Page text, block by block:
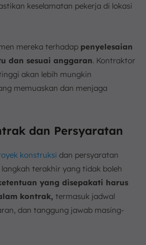
keselamatan pekerja di lokasi
mereka terhadap penyelesaian
dan sesuai anggaran. Kontraktor
akan lebih mungkin
memuaskan dan menjaga
dan Persyaratan
konstruksi dan persyaratan
terakhir yang tidak boleh
yang disepakati harus
kontrak, termasuk jadwal
dan tanggung jawab masing-